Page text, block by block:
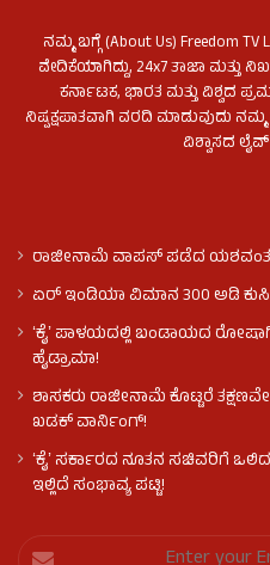
ನಮ್ಮ ಬಗ್ಗೆ (About Us) Freedom
ವೇದಿಕೆಯಾಗಿದ್ದು, 24x7 ತಾಜಾ ಮತ್ತು
ಕರ್ನಾಟಕ, ಭಾರತ ಮತ್ತು ವಿಶ್ವದ
ನಿಷ್ಪಕ್ಷಪಾತವಾಗಿ ವರದಿ ಮಾಡುವುದು
ವಿಶ್ವಾಸದ
ರಾಜೀನಾಮೆ ವಾಪಸ್ ಪಡೆದ
ಏರ್ ಇಂಡಿಯಾ ವಿಮಾನ 300 ಅಡಿ
ʻಕೈʼ​ ಪಾಳಯದಲ್ಲಿ ಬಂಡಾಯದ
ಹೈಡ್ರಾಮಾ!
ಶಾಸಕರು ರಾಜೀನಾಮೆ ಕೊಟ್ಟರೆ
ಖಡಕ್ ವಾರ್ನಿಂಗ್!
ʻಕೈʼ ಸರ್ಕಾರದ ನೂತನ ಸಚಿವರಿಗೆ
ಇಲ್ಲಿದೆ ಸಂಭಾವ್ಯ ಪಟ್ಟಿ!